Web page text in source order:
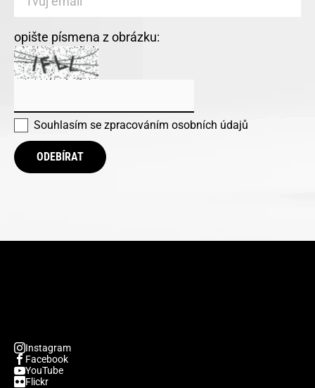
opište písmena z obrázku:
Souhlasím se zpracováním osobních údajů
ODEBÍRAT
Instagram
Facebook
YouTube
Flickr